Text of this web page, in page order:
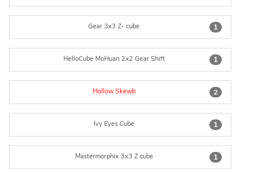
1
Gear 3x3 Z- cube
1
HelloCube MoHuan 2x2 Gear Shift
2
Hollow Skewb
1
Ivy Eyes Cube
1
Mastermorphix 3x3 Z cube